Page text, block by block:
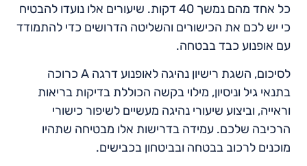
כל אחד מהם נמשך 40 דקות. שיעורים אלו נועדו להבטיח
כי יש לכם את הכישורים והשליטה הדרושים כדי להתמודד
עם אופנוע כבד בבטחה.
לסיכום, השגת רישיון נהיגה לאופנוע דרגה A כרוכה
בתנאי גיל וניסיון, מילוי בקשה הכוללת בדיקות בריאות
וראייה, וביצוע שיעורי נהיגה מעשיים לשיפור כישורי
הרכיבה שלכם. עמידה בדרישות אלו מבטיחה שתהיו
מוכנים לרכוב בבטחה ובביטחון בכבישים.